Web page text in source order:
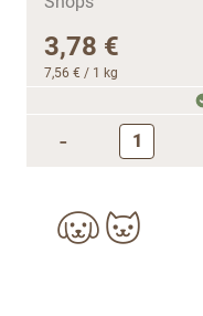
3,78 €
7,56 € / 1 kg
-